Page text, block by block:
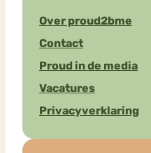
Over proud2bme
Contact
Proud in de media
Vacatures
Privacyverklaring